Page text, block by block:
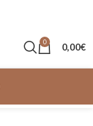
0 0,00€